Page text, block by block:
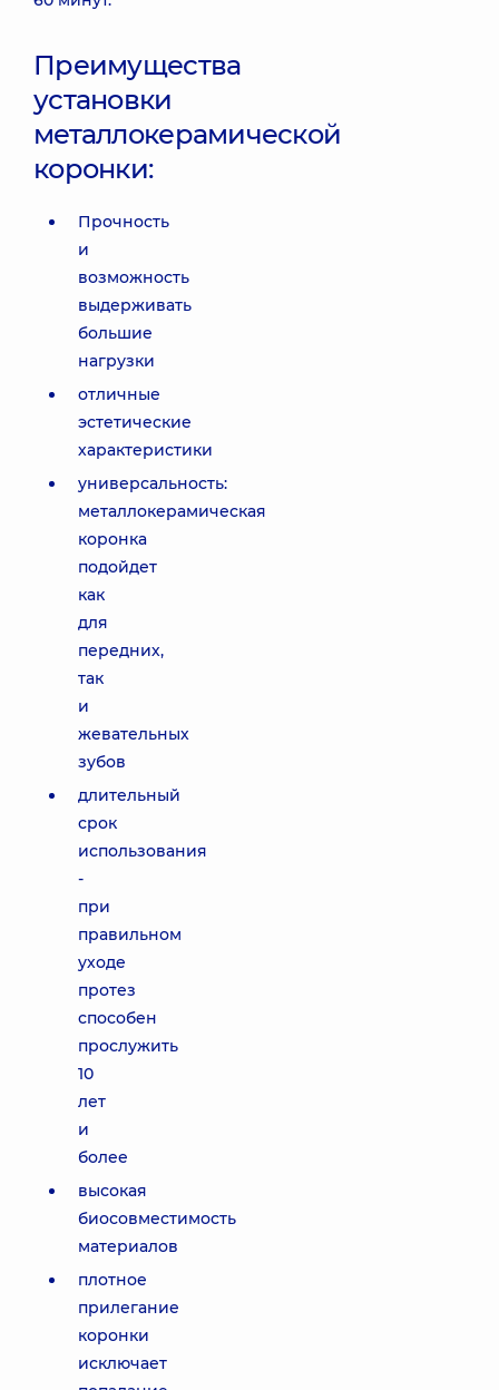
Преимущества
установки
металлокерамической
коронки:
Прочность
и
возможность
выдерживать
большие
нагрузки
отличные
эстетические
характеристики
универсальность:
металлокерамическая
коронка
подойдет
как
для
передних,
так
и
жевательных
зубов
длительный
срок
использования
-
при
правильном
уходе
протез
способен
прослужить
10
лет
и
более
высокая
биосовместимость
материалов
плотное
прилегание
коронки
исключает